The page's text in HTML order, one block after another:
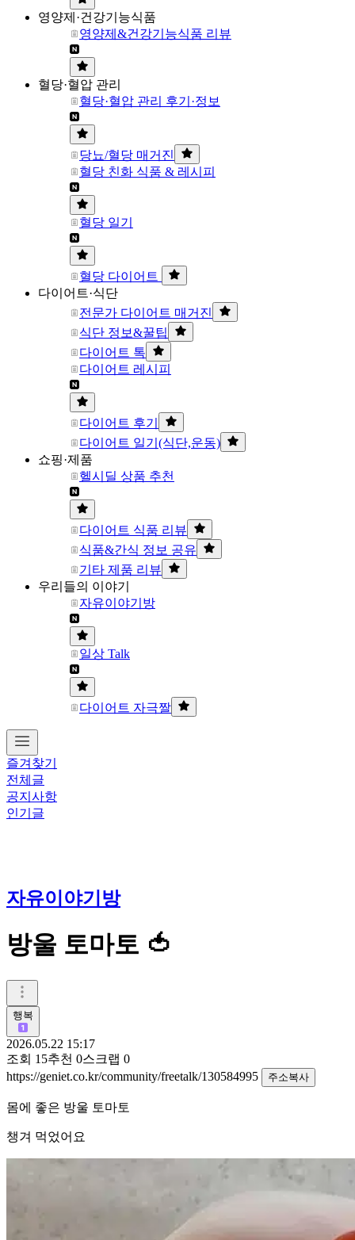
영양제·건강기능식품
영양제&건강기능식품 리뷰
혈당·혈압 관리
혈당·혈압 관리 후기·정보
당뇨/혈당 매거진
혈당 친화 식품 & 레시피
혈당 일기
혈당 다이어트
다이어트·식단
전문가 다이어트 매거진
식단 정보&꿀팁
다이어트 톡
다이어트 레시피
다이어트 후기
다이어트 일기(식단,운동)
쇼핑·제품
헬시딜 상품 추천
다이어트 식품 리뷰
식품&간식 정보 공유
기타 제품 리뷰
우리들의 이야기
자유이야기방
일상 Talk
다이어트 자극짤
즐겨찾기
전체글
공지사항
인기글
자유이야기방
방울 토마토 🍅
행복
2026.05.22 15:17
조회 15추천 0스크랩 0
https://geniet.co.kr/community/freetalk/130584995
주소복사
몸에 좋은 방울 토마토
챙겨 먹었어요